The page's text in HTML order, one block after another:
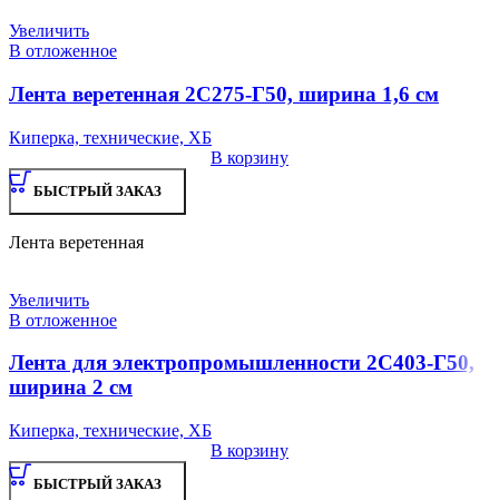
Увеличить
В отложенное
Лента веретенная 2С275-Г50, ширина 1,6 см
Киперка, технические, ХБ
В корзину
БЫСТРЫЙ ЗАКАЗ
Лента веретенная
Увеличить
В отложенное
Лента для электропромышленности 2С403-Г50,
ширина 2 см
Киперка, технические, ХБ
В корзину
БЫСТРЫЙ ЗАКАЗ